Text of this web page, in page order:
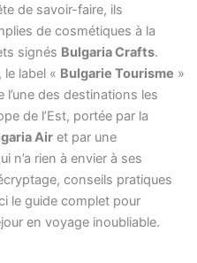
de savoir-faire, ils
de cosmétiques à la
signés Bulgaria Crafts.
label « Bulgarie Tourisme »
l’une des destinations les
de l’Est, portée par la
Airet par une
n’a rien à envier à ses
conseils pratiques
le guide complet pour
en voyage inoubliable.